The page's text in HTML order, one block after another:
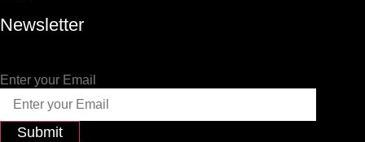
Newsletter
Enter your Email
Submit